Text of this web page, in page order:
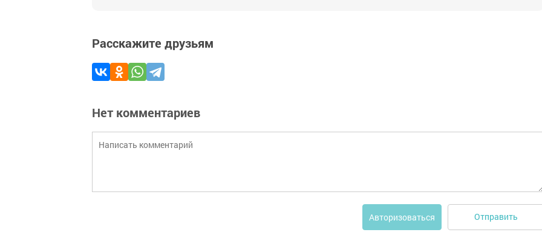
Расскажите друзьям
Нет комментариев
Авторизоваться Отправить